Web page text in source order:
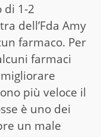
di 1-2
dell’Fda Amy
farmaco. Per
farmaci
più veloce il
è uno dei
un male